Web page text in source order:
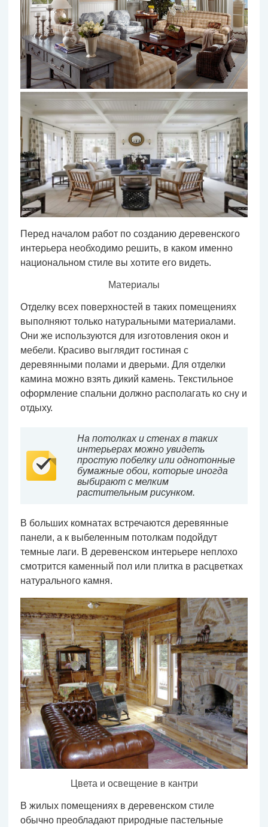
Перед началом работ по созданию деревенского
интерьера необходимо решить, в каком именно
национальном стиле вы хотите его видеть.
Материалы
Отделку всех поверхностей в таких помещениях
выполняют только натуральными материалами.
Они же используются для изготовления окон и
мебели. Красиво выглядит гостиная с
деревянными полами и дверьми. Для отделки
камина можно взять дикий камень. Текстильное
оформление спальни должно располагать ко сну и
отдыху.
На потолках и стенах в таких
интерьерах можно увидеть
простую побелку или однотонные
бумажные обои, которые иногда
выбирают с мелким
растительным рисунком.
В больших комнатах встречаются деревянные
панели, а к выбеленным потолкам подойдут
темные лаги. В деревенском интерьере неплохо
смотрится каменный пол или плитка в расцветках
натурального камня.
Цвета и освещение в кантри
В жилых помещениях в деревенском стиле
обычно преобладают природные пастельные